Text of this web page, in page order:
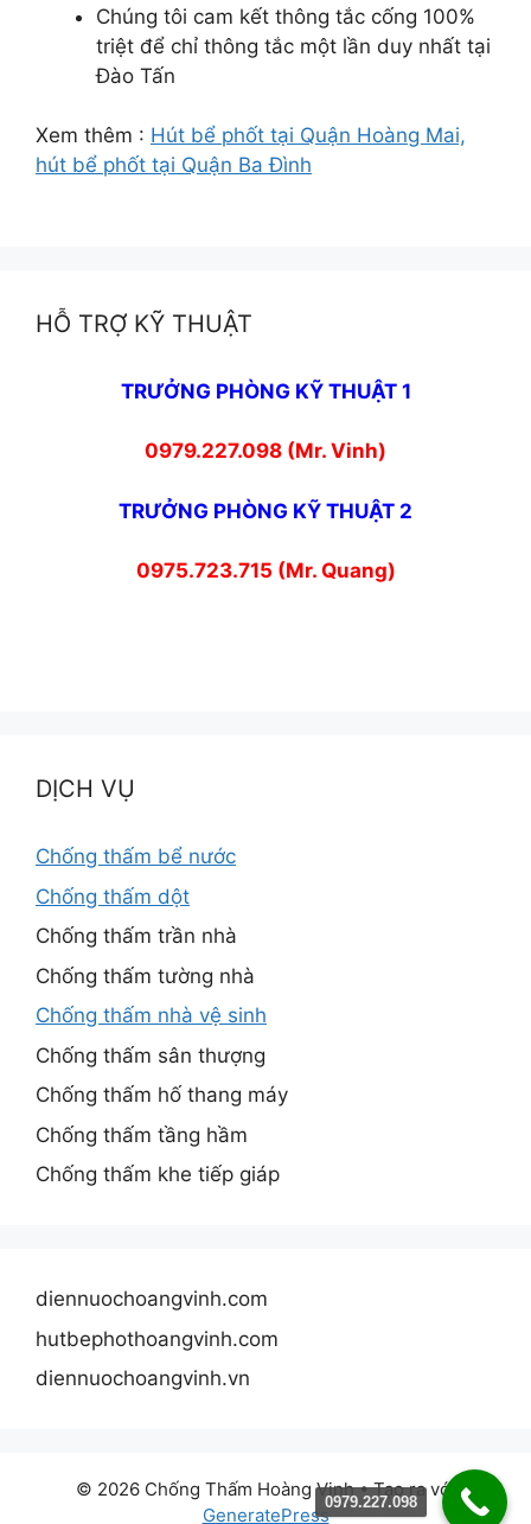
Chúng tôi cam kết thông tắc cống 100%
triệt để chỉ thông tắc một lần duy nhất tại
Đào Tấn
Xem thêm : Hút bể phốt tại Quận Hoàng Mai,
hút bể phốt tại Quận Ba Đình
HỖ TRỢ KỸ THUẬT
TRƯỞNG PHÒNG KỸ THUẬT 1
0979.227.098 (Mr. Vinh)
TRƯỞNG PHÒNG KỸ THUẬT 2
0975.723.715 (Mr. Quang)
DỊCH VỤ
Chống thấm bể nước
Chống thấm dột
Chống thấm trần nhà
Chống thấm tường nhà
Chống thấm nhà vệ sinh
Chống thấm sân thượng
Chống thấm hố thang máy
Chống thấm tầng hầm
Chống thấm khe tiếp giáp
diennuochoangvinh.com
hutbephothoangvinh.com
diennuochoangvinh.vn
© 2026 Chống Thấm Hoàng Vinh• Tạo ra với
GeneratePress
0979.227.098